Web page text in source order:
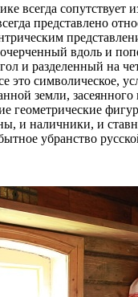
всегда сопутствует
представлено
вдоль и
и разделенный на
это символическое,
земли,
геометрические
и наличники, и
убранство